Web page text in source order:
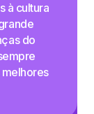
à cultura
do